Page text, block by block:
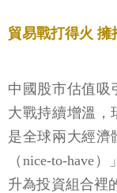
貿易戰打得火 擁
中國股市估值吸
大戰持續增溫，
是全球兩大經濟
（nice-to-have
升為投資組合裡